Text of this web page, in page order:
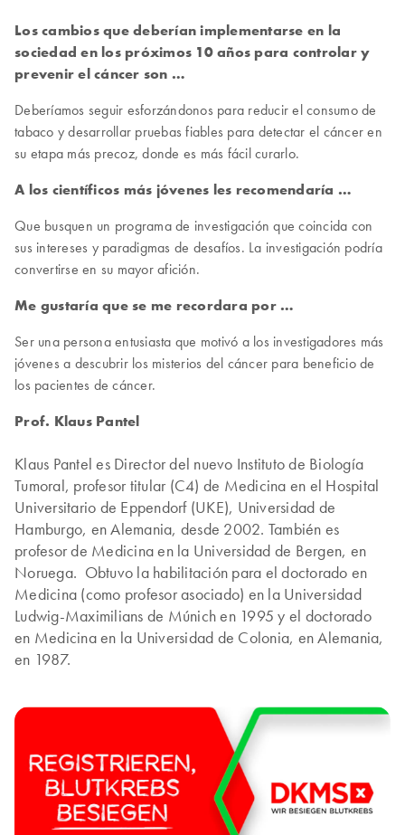
Los cambios que deberían implementarse en la
sociedad en los próximos 10 años para controlar y
prevenir el cáncer son …
Deberíamos seguir esforzándonos para reducir el consumo de
tabaco y desarrollar pruebas fiables para detectar el cáncer en
su etapa más precoz, donde es más fácil curarlo.
A los científicos más jóvenes les recomendaría …
Que busquen un programa de investigación que coincida con
sus intereses y paradigmas de desafíos. La investigación podría
convertirse en su mayor afición.
Me gustaría que se me recordara por …
Ser una persona entusiasta que motivó a los investigadores más
jóvenes a descubrir los misterios del cáncer para beneficio de
los pacientes de cáncer.
Prof. Klaus Pantel
Klaus Pantel es Director del nuevo Instituto de Biología
Tumoral, profesor titular (C4) de Medicina en el Hospital
Universitario de Eppendorf (UKE), Universidad de
Hamburgo, en Alemania, desde 2002. También es
profesor de Medicina en la Universidad de Bergen, en
Noruega. Obtuvo la habilitación para el doctorado en
Medicina (como profesor asociado) en la Universidad
Ludwig-Maximilians de Múnich en 1995 y el doctorado
en Medicina en la Universidad de Colonia, en Alemania,
en 1987.